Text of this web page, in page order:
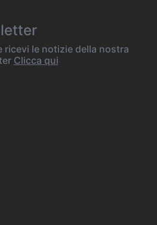
ricevi le notizie della nostra
Clicca qui